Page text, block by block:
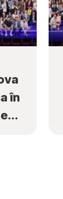
în